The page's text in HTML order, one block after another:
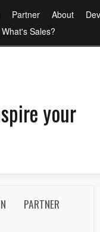
Partner About
What's Sales?
your
PARTNER